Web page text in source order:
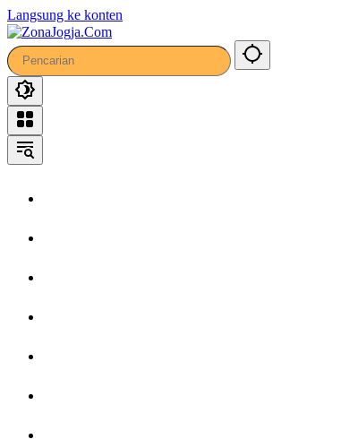
Langsung ke konten